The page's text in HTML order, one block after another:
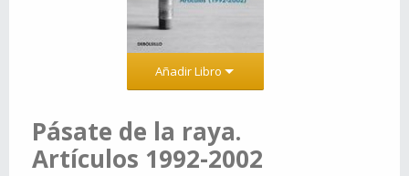
Añadir Libro
Pásate de la raya.
Artículos 1992-2002